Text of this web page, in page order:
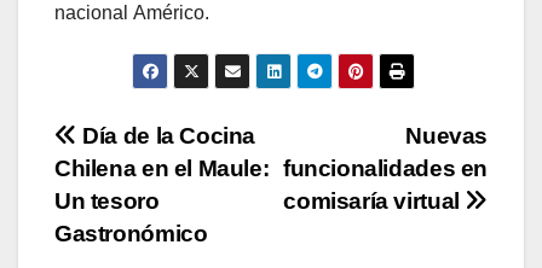
nacional Américo.
Navegación
de
entradas
Nuevas
funcionalidades en
comisaría virtual
Día de la Cocina
Chilena en el Maule:
Un tesoro
Gastronómico